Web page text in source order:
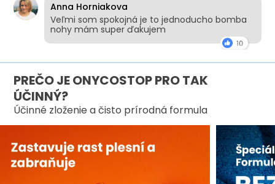
Anna Horniakova
Veľmi som spokojná je to jednoducho bomba
nohy mám super ďakujem
PREČO JE ONYCOSTOP PRO TAK
ÚČINNÝ?
Účinné zloženie a čisto prírodná formula